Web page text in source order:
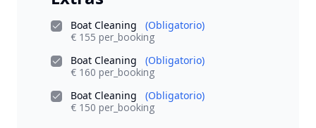
Boat Cleaning
(Obligatorio)
€ 155 per_booking
Boat Cleaning
(Obligatorio)
€ 160 per_booking
Boat Cleaning
(Obligatorio)
€ 150 per_booking